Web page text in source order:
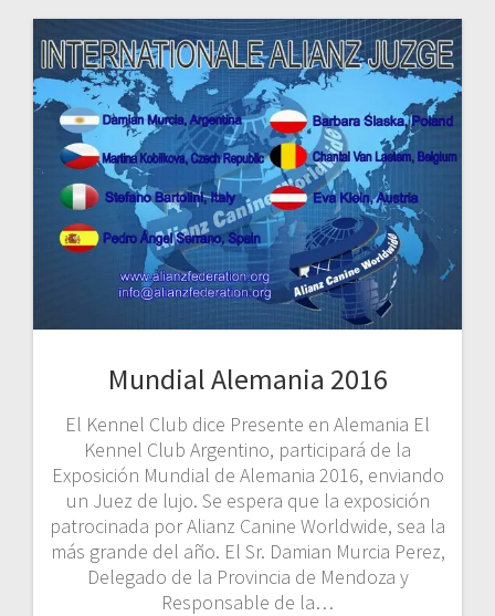
Mundial Alemania 2016
El Kennel Club dice Presente en Alemania El
Kennel Club Argentino, participará de la
Exposición Mundial de Alemania 2016, enviando
un Juez de lujo. Se espera que la exposición
patrocinada por Alianz Canine Worldwide, sea la
más grande del año. El Sr. Damian Murcia Perez,
Delegado de la Provincia de Mendoza y
Responsable de la…